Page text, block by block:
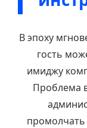
В эпоху
гость
имиджу
Проблема
промолчать